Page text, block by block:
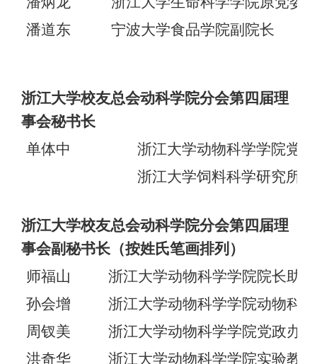
潘道东
宁波大学食品学院副院长
浙江大学校友总会动科学院分会第四届理
事会秘书长
单体中
浙江大学动物科学学院党
浙江大学饲料科学研究所
浙江大学校友总会动科学院分会第四届理
事会副秘书长（按姓氏笔画排列）
师福山
浙江大学动物科学学院院长助
孙会增
浙江大学动物科学学院动物科
周钗美
浙江大学动物科学学院党政办
洪奇华
浙江大学动物科学学院实验教